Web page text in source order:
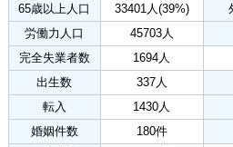
65歳以上人口
33401人(39%)
労働力人口
45703人
完全失業者数
1694人
出生数
337人
転入
1430人
婚姻件数
180件